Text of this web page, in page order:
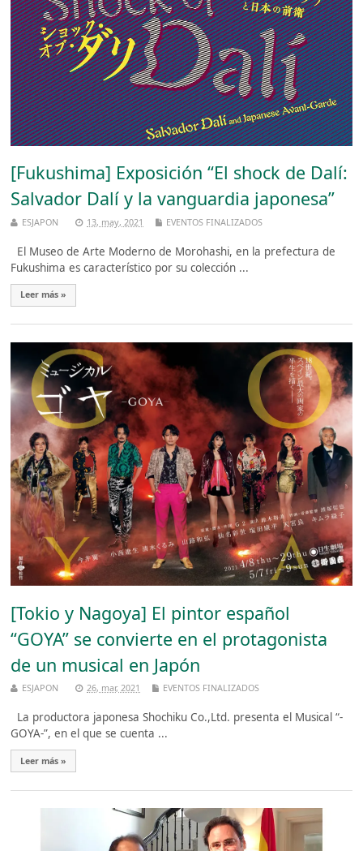
[Fukushima] Exposición “El shock de Dalí:
Salvador Dalí y la vanguardia japonesa”
ESJAPON 13, may, 2021 EVENTOS FINALIZADOS
El Museo de Arte Moderno de Morohashi, en la prefectura de
Fukushima es característico por su colección ...
Leer más »
[Tokio y Nagoya] El pintor español
“GOYA” se convierte en el protagonista
de un musical en Japón
ESJAPON 26, mar, 2021 EVENTOS FINALIZADOS
La productora japonesa Shochiku Co.,Ltd. presenta el Musical “-
GOYA-”, en el que se cuenta ...
Leer más »